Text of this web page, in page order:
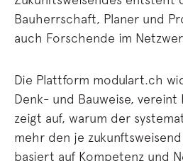
Bauherrschaft, Planer und
auch Forschende im
Die Plattform modulart.ch
Denk- und Bauweise, vereint
zeigt auf, warum der
mehr den je
basiert auf Kompetenz und